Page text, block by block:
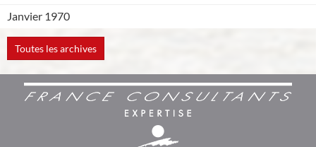
Janvier 1970
Toutes les archives